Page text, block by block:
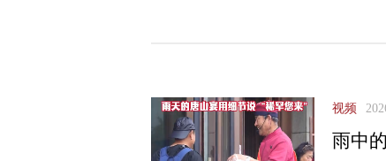
视频
雨中